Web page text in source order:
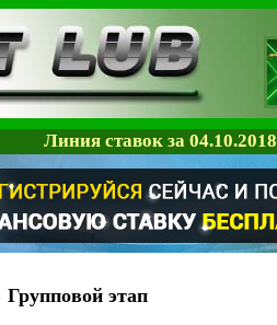
Линия ставок за 04.10.2018
Групповой этап